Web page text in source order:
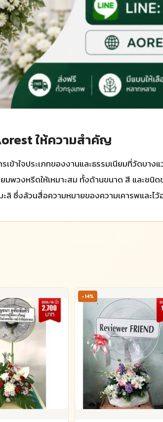
ให้ความสำคัญ
ข้าใจประเภทของงานและธรรมเนียมที่วัดบา
พวงหรีดให้เหมาะสม ทั้งด้านขนาด สี และชนิ
ซึ่งล้วนสื่อความหมายของความเคารพและไว้
-14%